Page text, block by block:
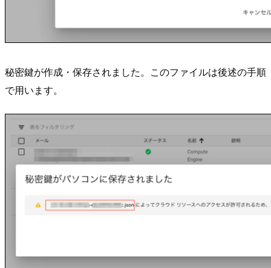
秘密鍵が作成・保存されました。このファイルは後述の手順
で用います。